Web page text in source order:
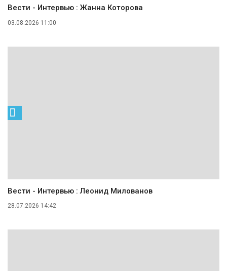
Вести - Интервью : Жанна Которова
03.08.2026 11:00
Вести - Интервью : Леонид Милованов
28.07.2026 14:42